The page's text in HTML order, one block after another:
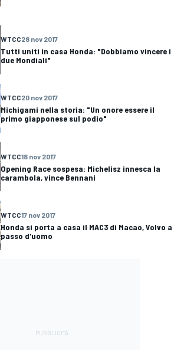
WTCC28 nov 2017
Tutti uniti in casa Honda: "Dobbiamo vincere i
due Mondiali"
WTCC20 nov 2017
Michigami nella storia: "Un onore essere il
primo giapponese sul podio"
WTCC18 nov 2017
Opening Race sospesa: Michelisz innesca la
carambola, vince Bennani
WTCC17 nov 2017
Honda si porta a casa il MAC3 di Macao, Volvo a
passo d'uomo